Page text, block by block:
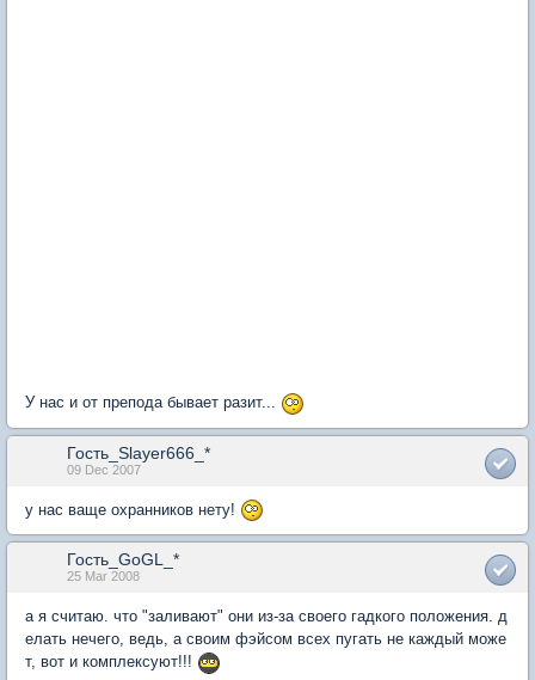
У нас и от препода бывает разит...
Гость_Slayer666_*
09 Dec 2007
у нас ваще охранников нету!
Гость_GoGL_*
25 Mar 2008
а я считаю. что "заливают" они из-за своего гадкого положения. д
елать нечего, ведь, а своим фэйсом всех пугать не каждый може
т, вот и комплексуют!!!